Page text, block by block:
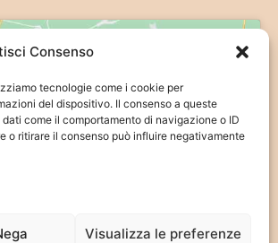
Consenso
tecnologie come i cookie per
del dispositivo. Il consenso a queste
come il comportamento di navigazione o ID
o ritirare il consenso può influire negativamente
Visualizza le preferenze